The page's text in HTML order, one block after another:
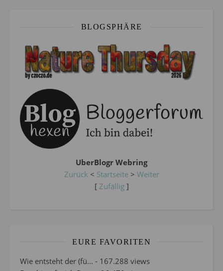
BLOGSPHÄRE
UberBlogr Webring
Zurück < Startseite> Weiter
[ Zufällig]
EURE FAVORITEN
Wie entsteht der (fü... - 167.288 views